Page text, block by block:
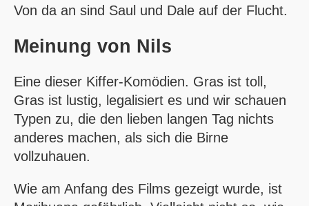
Von da an sind Saul und Dale auf der Flucht.
Meinung von Nils
Eine dieser Kiffer-Komödien. Gras ist toll,
Gras ist lustig, legalisiert es und wir schauen
Typen zu, die den lieben langen Tag nichts
anderes machen, als sich die Birne
vollzuhauen.
Wie am Anfang des Films gezeigt wurde, ist